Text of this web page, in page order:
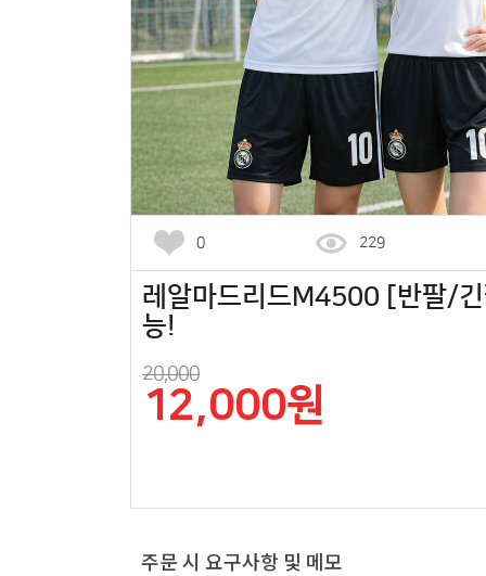
0 229
레알마드리드M4500 [반팔/
능!
20,000
12,000원
주문 시 요구사항 및 메모